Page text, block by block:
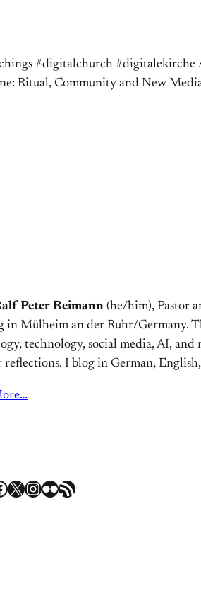
#digitalchurch
Ritual, Community and New
Peter Reimann(he/him), Pastor
in Mülheim an der Ruhr/Germany.
technology, social media, AI, and
reflections. I blog in German,
X Instagram Flickr RSS Feed